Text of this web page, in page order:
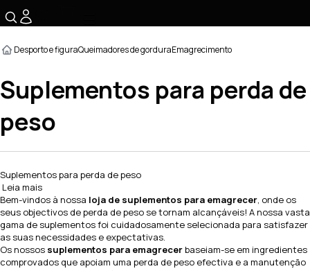
Desporto e figuraQueimadores de gorduraEmagrecimento
Suplementos para perda de
peso
Suplementos para perda de peso
Leia mais
Bem-vindos à nossa loja de suplementos para emagrecer , onde os
seus objectivos de perda de peso se tornam alcançáveis! A nossa vasta
gama de suplementos foi cuidadosamente selecionada para satisfazer
as suas necessidades e expectativas.
Os nossos suplementos para emagrecer baseiam-se em ingredientes
comprovados que apoiam uma perda de peso efectiva e a manutenção